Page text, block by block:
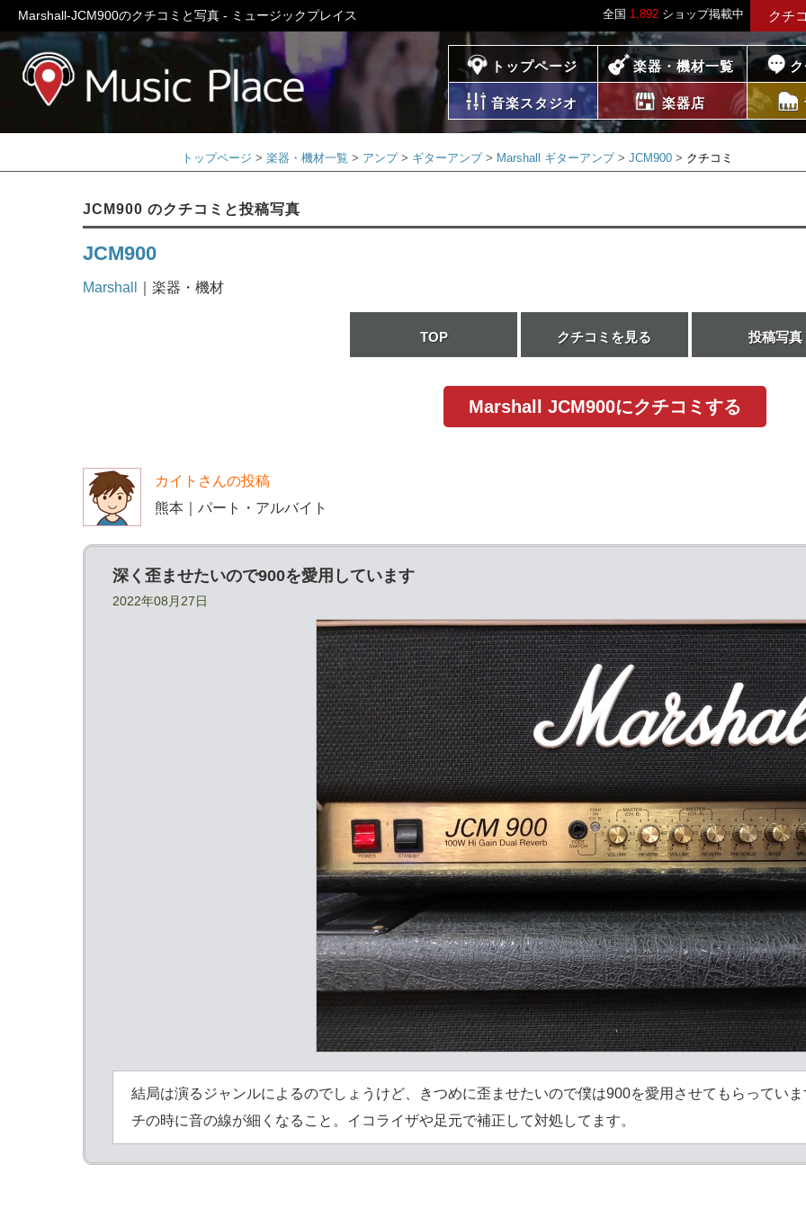
全国 1,892 ショップ掲載中 クチ
Marshall-JCM900のクチコミと写真 - ミュージックプレイス
ミュージックプレイス トップページ 楽器・機材一覧
音楽スタジオ 楽器店
トップページ 楽器・機材一覧 アンプ ギターアンプ Marshall ギターアンプ JCM900 クチコミ
JCM900 のクチコミと投稿写真
JCM900
Marshall ｜楽器・機材
TOP クチコミを見る 投稿写真
Marshall JCM900にクチコミする
カイトさんの投稿
熊本｜パート・アルバイト
深く歪ませたいので900を愛用しています
2022年08月27日
結局は演るジャンルによるのでしょうけど、きつめに歪ませたいので僕は900を愛用させてもらってい
チの時に音の線が細くなること。イコライザや足元で補正して対処してます。